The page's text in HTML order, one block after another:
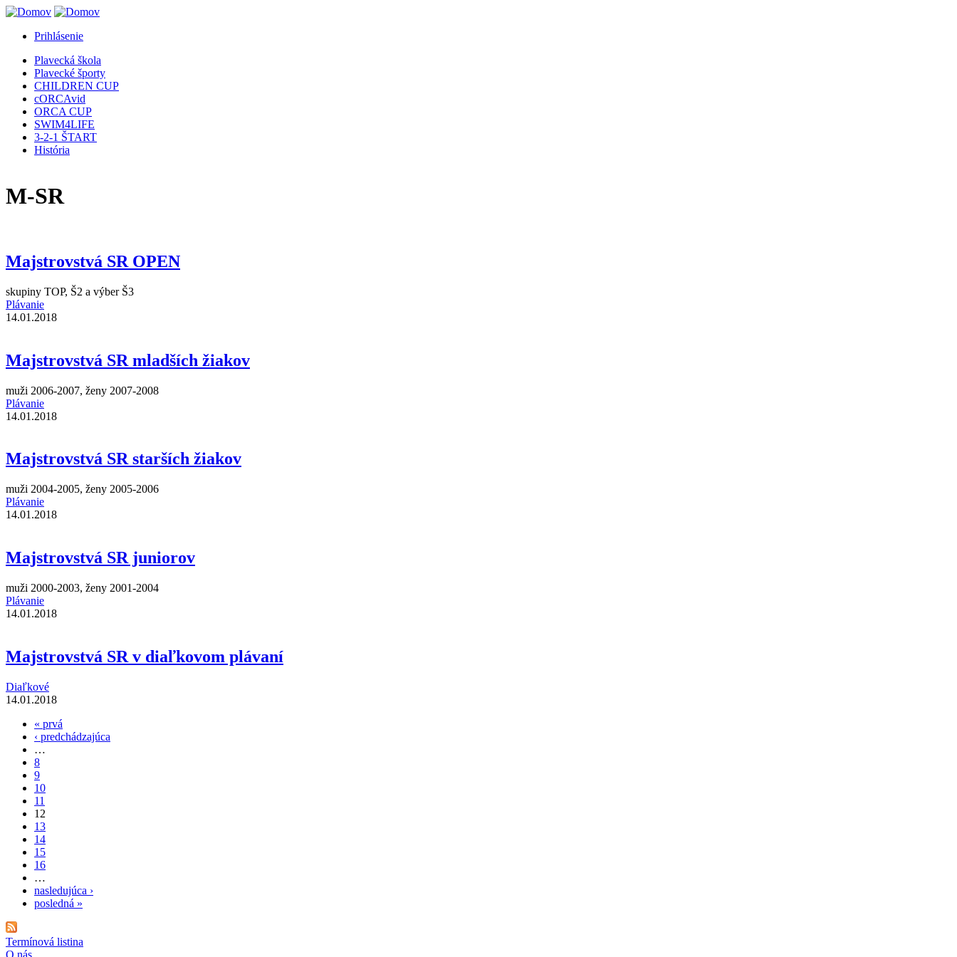
Jump to Navigation
Prihlásenie
Plavecká škola
Plavecké športy
CHILDREN CUP
cORCAvid
ORCA CUP
SWIM4LIFE
3-2-1 ŠTART
História
M-SR
Majstrovstvá SR OPEN
skupiny TOP, Š2 a výber Š3
Plávanie
14.01.2018
Majstrovstvá SR mladších žiakov
muži 2006-2007, ženy 2007-2008
Plávanie
14.01.2018
Majstrovstvá SR starších žiakov
muži 2004-2005, ženy 2005-2006
Plávanie
14.01.2018
Majstrovstvá SR juniorov
muži 2000-2003, ženy 2001-2004
Plávanie
14.01.2018
Majstrovstvá SR v diaľkovom plávaní
Diaľkové
14.01.2018
Stránky
« prvá
‹ predchádzajúca
…
8
9
10
11
12
13
14
15
16
…
nasledujúca ›
posledná »
Termínová listina
O nás